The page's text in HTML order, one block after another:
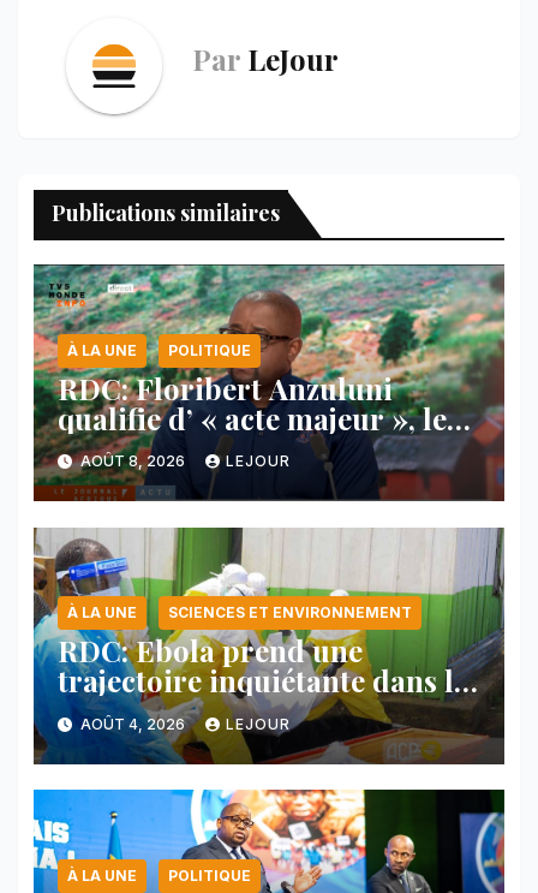
Par LeJour
Publications similaires
À LA UNE POLITIQUE
RDC: Floribert Anzuluni
qualifie d’ « acte majeur », le
protocole de désarmement des
FDLR
AOÛT 8, 2026 LEJOUR
À LA UNE SCIENCES ET ENVIRONNEMENT
RDC: Ebola prend une
trajectoire inquiétante dans le
nord-est du pays
AOÛT 4, 2026 LEJOUR
À LA UNE POLITIQUE